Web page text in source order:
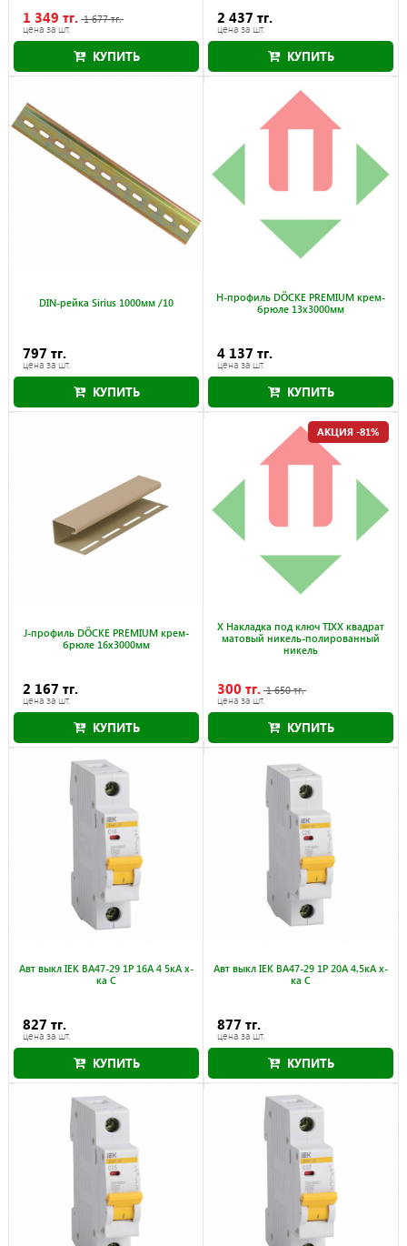
1 349 тг. 1 677 тг.
цена за шт.
Акция действует до 31.08.2026
КУПИТЬ
2 437 тг.
цена за шт.
КУПИТЬ
DIN-рейка Sirius 1000мм /10
797 тг.
цена за шт.
КУПИТЬ
H-профиль DÖCKE PREMIUM крем-
брюле 13x3000мм
4 137 тг.
цена за шт.
КУПИТЬ
J-профиль DÖCKE PREMIUM крем-
брюле 16x3000мм
2 167 тг.
цена за шт.
КУПИТЬ
X Накладка под ключ TIXX квадрат
матовый никель-полированный
никель
300 тг. 1 650 тг.
цена за шт.
Акция действует до 31.08.2026
АКЦИЯ -81%
КУПИТЬ
Авт выкл IEK ВА47-29 1Р 16А 4 5кА х-
ка С
827 тг.
цена за шт.
КУПИТЬ
Авт выкл IEK ВА47-29 1Р 20А 4.5кА х-
ка С
877 тг.
цена за шт.
КУПИТЬ